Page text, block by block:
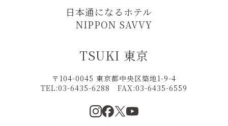
日本通になるホテル
NIPPON SAVVY
TSUKI 東京
〒104-0045 東京都中央区築地1-9-4
TEL:03-6435-6288 FAX:03-6435-6559